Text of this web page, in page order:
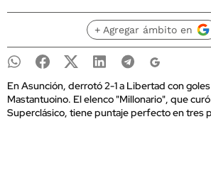
+ Agregar ámbito en
En Asunción, derrotó 2-1 a Libertad con
Mastantuoino. El elenco "Millonario", que
Superclásico, tiene puntaje perfecto en tres